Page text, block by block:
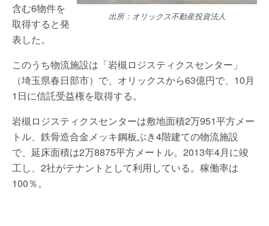
出所：オリックス不動産投資法人
含む6物件を
取得すると発
表した。
このうち物流施設は「岩槻ロジスティクスセンター」
（埼玉県春日部市）で、オリックスから63億円で、10月
1日に信託受益権を取得する。
岩槻ロジスティクスセンターは敷地面積2万951平方メー
トル、鉄骨造合金メッキ鋼板ぶき4階建ての物流施設
で、延床面積は2万8875平方メートル。2013年4月に竣
工し、2社がテナントとして利用している。稼働率は
100％。